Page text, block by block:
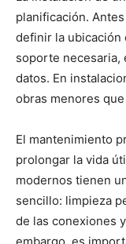
planificación.
definir la ubicación
soporte necesaria,
datos. En
obras menores
El mantenimiento
prolongar la vida
modernos tienen
sencillo: limpieza
de las conexiones